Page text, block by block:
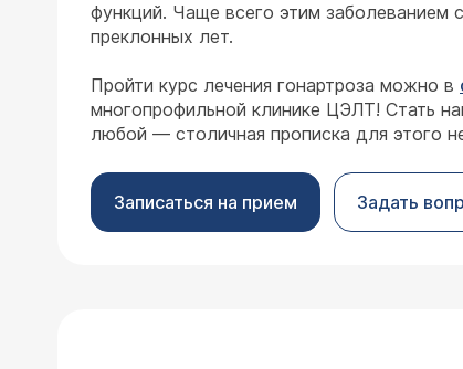
функций. Чаще всего этим заболеванием
преклонных лет.
Пройти курс лечения гонартроза можно в
многопрофильной клинике ЦЭЛТ! Стать
любой — столичная прописка для этого
Записаться на прием Задать